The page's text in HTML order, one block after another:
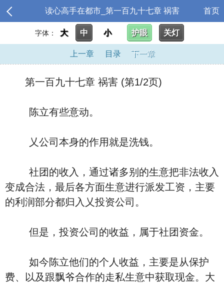
读心高手在都市_第一百九十七章 祸害 首页
字体： 大 中 小 护眼 关灯
上一章 目录 下一章
第一百九十七章 祸害 (第1/2页)
陈立有些意动。
乂公司本身的作用就是洗钱。
社团的收入，通过诸多别的生意把非法收入
变成合法，最后各方面生意进行派发工资，主要
的利润部分都归入乂投资公司。
但是，投资公司的收益，属于社团资金。
如今陈立他们的个人收益，主要是从保护
费、以及跟飘爷合作的走私生意中获取现金。大